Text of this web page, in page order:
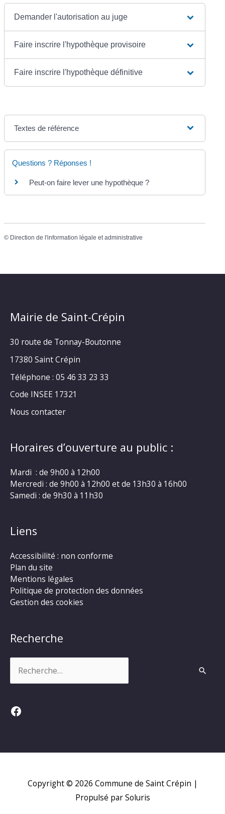
Demander l'autorisation au juge
Faire inscrire l'hypothèque provisoire
Faire inscrire l'hypothèque définitive
Textes de référence
Questions ? Réponses !
Peut-on faire lever une hypothèque ?
© Direction de l'information légale et administrative
Mairie de Saint-Crépin
30 route de Tonnay-Boutonne
17380 Saint Crépin
Téléphone : 05 46 33 23 33
Code INSEE 17321
Nous contacter
Horaires d’ouverture au public :
Mardi : de 9h00 à 12h00
Mercredi : de 9h00 à 12h00 et de 13h30 à 16h00
Samedi : de 9h30 à 11h30
Liens
Accessibilité : non conforme
Plan du site
Mentions légales
Politique de protection des données
Gestion des cookies
Recherche
Facebook
Copyright © 2026 Commune de Saint Crépin |
Propulsé par Soluris